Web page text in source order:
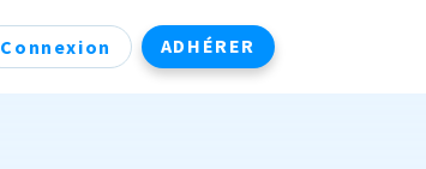
Connexion ADHÉRER